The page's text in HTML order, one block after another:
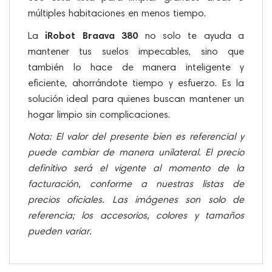
múltiples habitaciones en menos tiempo.
La iRobot Braava 380no solo te ayuda a
mantener tus suelos impecables, sino que
también lo hace de manera inteligente y
eficiente, ahorrándote tiempo y esfuerzo. Es la
solución ideal para quienes buscan mantener un
hogar limpio sin complicaciones.
Nota: El valor del presente bien es referencial y
puede cambiar de manera unilateral. El precio
definitivo será el vigente al momento de la
facturación, conforme a nuestras listas de
precios oficiales. Las imágenes son solo de
referencia; los accesorios, colores y tamaños
pueden variar.